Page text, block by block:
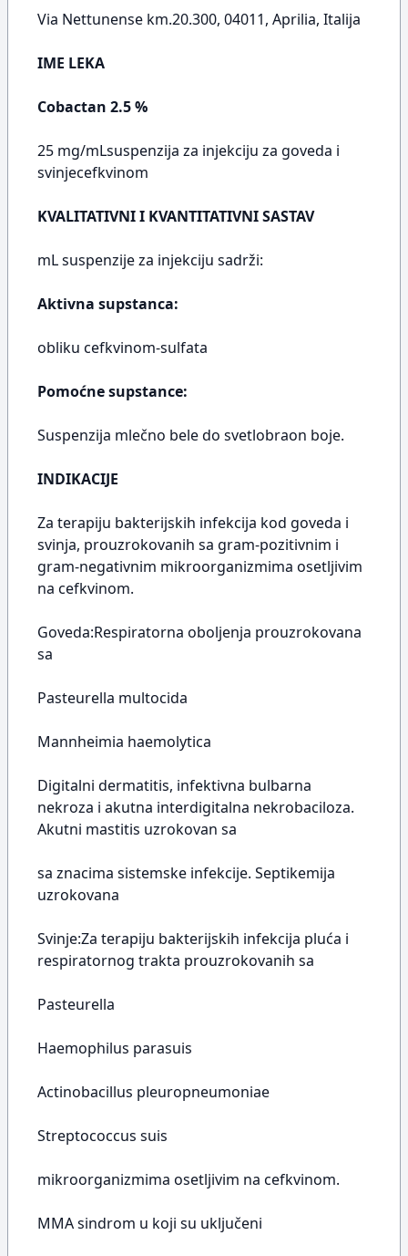
Via Nettunense km.20.300, 04011, Aprilia, Italija
IME LEKA
Cobactan 2.5 %
25 mg/mLsuspenzija za injekciju za goveda i
svinjecefkvinom
KVALITATIVNI I KVANTITATIVNI SASTAV
mL suspenzije za injekciju sadrži:
Aktivna supstanca:
obliku cefkvinom-sulfata
Pomoćne supstance:
Suspenzija mlečno bele do svetlobraon boje.
INDIKACIJE
Za terapiju bakterijskih infekcija kod goveda i
svinja, prouzrokovanih sa gram-pozitivnim i
gram-negativnim mikroorganizmima osetljivim
na cefkvinom.
Goveda:Respiratorna oboljenja prouzrokovana
sa
Pasteurella multocida
Mannheimia haemolytica
Digitalni dermatitis, infektivna bulbarna
nekroza i akutna interdigitalna nekrobaciloza.
Akutni mastitis uzrokovan sa
sa znacima sistemske infekcije. Septikemija
uzrokovana
Svinje:Za terapiju bakterijskih infekcija pluća i
respiratornog trakta prouzrokovanih sa
Pasteurella
Haemophilus parasuis
Actinobacillus pleuropneumoniae
Streptococcus suis
mikroorganizmima osetljivim na cefkvinom.
MMA sindrom u koji su uključeni